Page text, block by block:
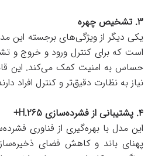
۳. تشخیص چهره
یکی دیگر از ویژگی‌های برجسته این
است که برای کنترل ورود و خروج و
حساس به امنیت کمک می‌کند. این
نیاز به نظارت دقیق‌تر و کنترل افراد
۴. پشتیبانی از فشرده‌سازی H.265+
پهنای باند و کاهش فضای